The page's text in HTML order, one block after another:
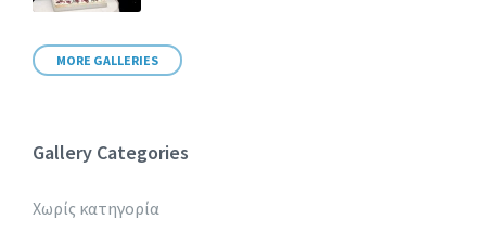
MORE GALLERIES
Gallery Categories
Χωρίς κατηγορία